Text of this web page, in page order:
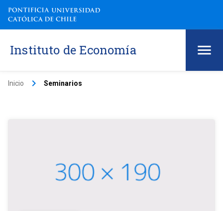
Instituto de Economía
Inicio keyboard_arrow_right Seminarios